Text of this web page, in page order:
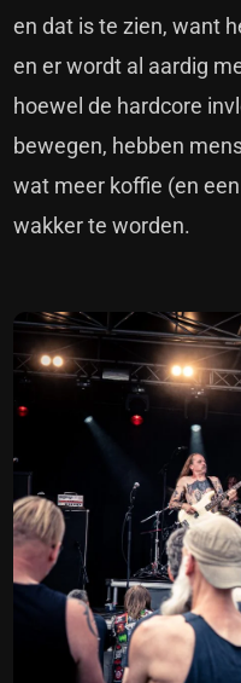
en dat is te zien, want
en er wordt al aardig
hoewel de hardcore
bewegen, hebben
wat meer koffie (en
wakker te worden.